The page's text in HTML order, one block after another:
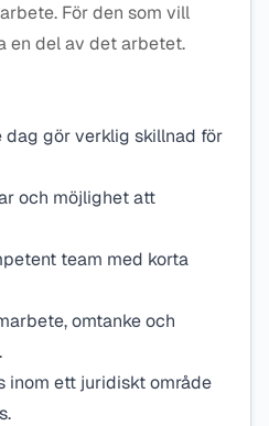
För den som vill
en del av det arbetet.
dag gör verklig skillnad för
och möjlighet att
team med korta
omtanke och
inom ett juridiskt område